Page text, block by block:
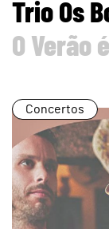
Trio Os
O Verão
Concertos